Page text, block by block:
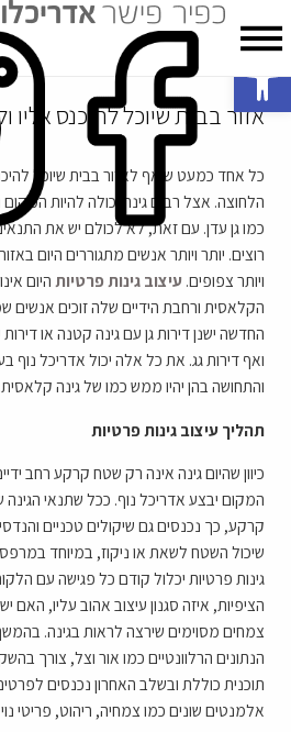
פתח סרגל נגישות
אזור בבית שיוכל להיכנס
כל אחד כמעט שואף לאזור בבית שיוכל
הלחוצה. אצל רבים גינה יכולה להיות
כמו גן עדן. עם זאת, לא לכולם יש את
רוצים. יותר ויותר אנשים מתגוררים היום
ויותר צפופים. עיצוב גינות פרטיותהיום
הקלאסית ורחבת הידיים שלה זוכים אנשים
החדשה ישנן דירות גן עם גינה קטנה או
ואף דירות גג. את כל אלה יכול אדריכל נוף
והתחושה בהן יהיו ממש כמו של גינה קלאסית.
תהליך עיצוב גינות פרטיות
כיוון שהיום גינה אינה רק שטח קרקע רחב
המקום יבצע אדריכל נוף. ככל שתנאי הגינה
קרקע, כך נכנסים גם שיקולים טכניים
שיכול השטח לשאת או ניקוז, במיוחד
גינות פרטיות יכלול קודם כל פגישה עם
הציפיות, איזה סגנון עיצוב אהוב עליו, האם
צמחים מסוימים שירצה לראות בגינה.
הנתונים הרלוונטיים כמו אור וצל, צורך
תוכנית כוללת ובשלב האחרון נכנסים
אלמנטים שונים כמו צמחיה, ריהוט, פריטי נוי